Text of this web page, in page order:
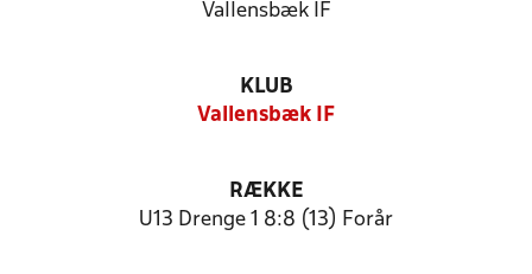
Vallensbæk IF
KLUB
Vallensbæk IF
RÆKKE
U13 Drenge 1 8:8 (13) Forår